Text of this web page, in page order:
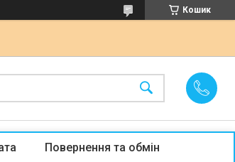
Кошик
Повернення та обмін